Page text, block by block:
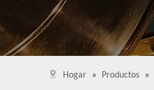
Hogar » Productos »